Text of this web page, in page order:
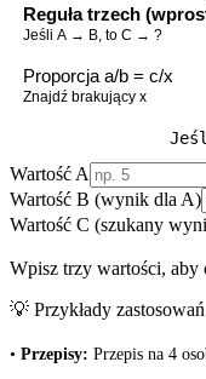
Reguła trzech
Jeśli A → B, to C → ?
Proporcja a/b = c/x
Znajdź brakujący x
Wartość A
Wartość B (wynik dla A)
Wartość C (szukany
Wpisz trzy wartości, aby
💡 Przykłady zastosowań
• Przepisy: Przepis na 4